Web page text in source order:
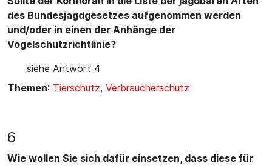
des Bundesjagdgesetzes aufgenommen werden
und/oder in einen der Anhänge der
Vogelschutzrichtlinie?
siehe Antwort 4
Themen: Tierschutz, Verbraucherschutz
6
Wie wollen Sie sich dafür einsetzen, dass diese für